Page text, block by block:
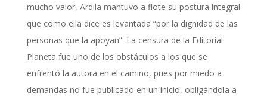
mucho valor, Ardila mantuvo a flote su postura integral
que como ella dice es levantada “por la dignidad de las
personas que la apoyan”. La censura de la Editorial
Planeta fue uno de los obstáculos a los que se
enfrentó la autora en el camino, pues por miedo a
demandas no fue publicado en un inicio, obligándola a